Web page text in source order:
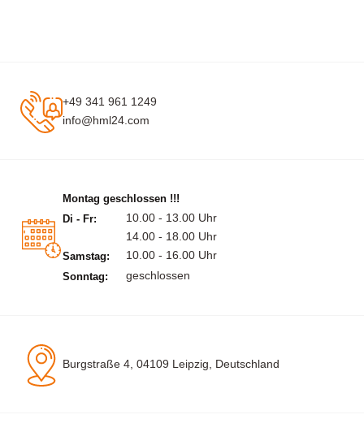
+49 341 961 1249
info@hml24.com
Montag geschlossen !!!
Di - Fr:
10.00 - 13.00 Uhr
14.00 - 18.00 Uhr
Samstag: 10.00 - 16.00 Uhr
Sonntag: geschlossen
Burgstraße 4, 04109 Leipzig, Deutschland